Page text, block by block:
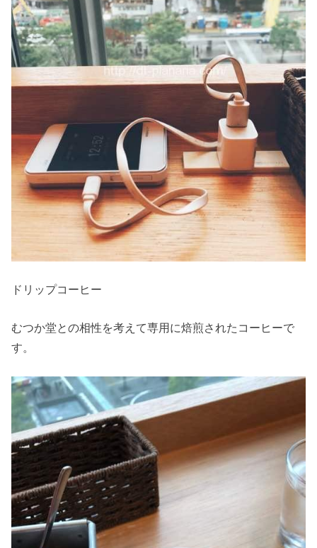
ドリップコーヒー
むつか堂との相性を考えて専用に焙煎されたコーヒーで
す。